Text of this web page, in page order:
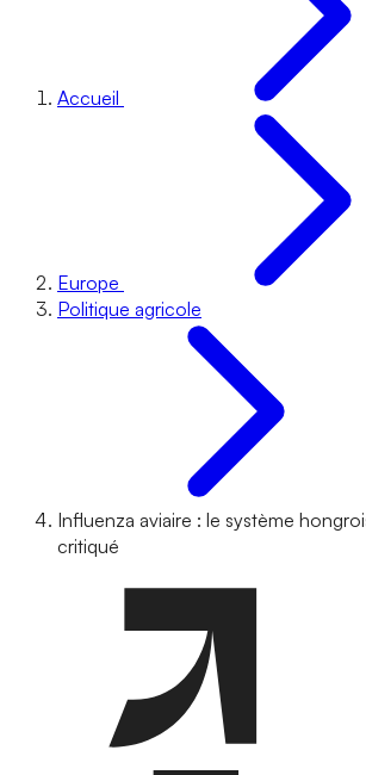
Accueil
Europe
Politique agricole
Influenza aviaire : le système
critiqué